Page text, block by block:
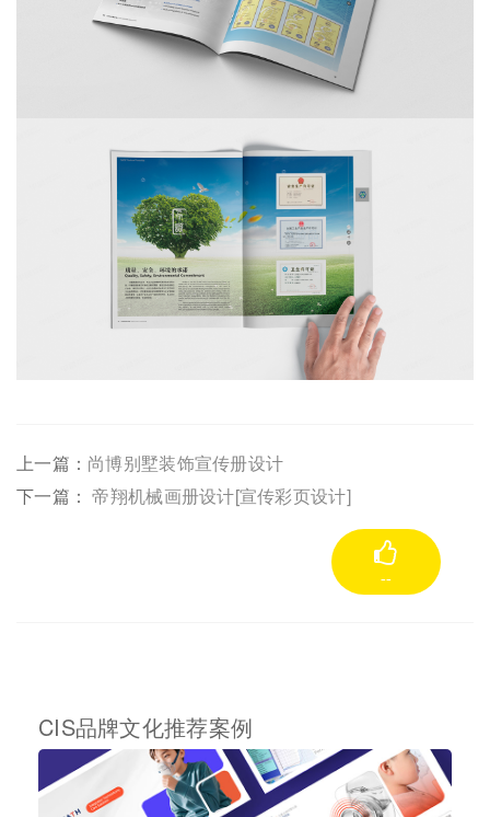
上一篇： 尚博别墅装饰宣传册设计
下一篇：帝翔机械画册设计[宣传彩页设计]
--
CIS品牌文化推荐案例